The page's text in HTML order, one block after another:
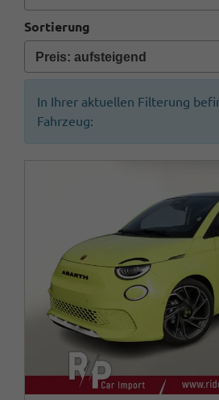
Sortierung
In Ihrer aktuellen Filterung
Fahrzeug: